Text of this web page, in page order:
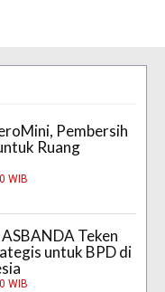
Pembersih
Ruang
WIB
Teken
untuk BPD di
WIB